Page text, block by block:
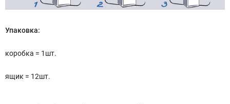
Упаковка:
коробка = 1шт.
ящик = 12шт.